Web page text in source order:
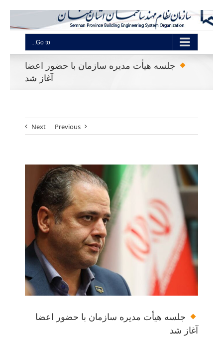
Go to...
جلسه هیأت مدیره سازمان با حضور اعضا
آغاز شد
Previous
Next
View
Larger
Image
جلسه هیأت مدیره سازمان با حضور اعضا
آغاز شد